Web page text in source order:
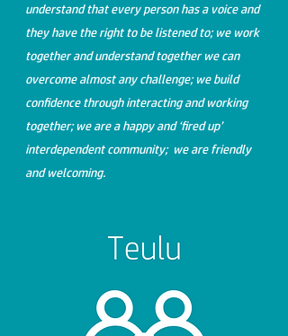
understand that every person has a voice and
they have the right to be listened to; we work
together and understand together we can
overcome almost any challenge; we build
confidence through interacting and working
together; we are a happy and ‘fired up’
interdependent community; we are friendly
and welcoming.